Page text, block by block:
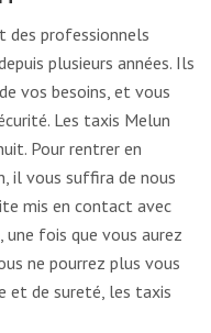
des professionnels
plusieurs années. Ils
vos besoins, et vous
Les taxis Melun
Pour rentrer en
il vous suffira de nous
mis en contact avec
une fois que vous aurez
ne pourrez plus vous
et de sureté, les taxis